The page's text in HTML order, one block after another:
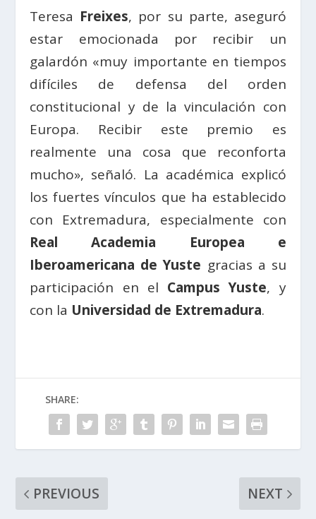
Teresa Freixes, por su parte, aseguró
estar emocionada por recibir un
galardón «muy importante en tiempos
difíciles de defensa del orden
constitucional y de la vinculación con
Europa. Recibir este premio es
realmente una cosa que reconforta
mucho», señaló. La académica explicó
los fuertes vínculos que ha establecido
con Extremadura, especialmente con
Real Academia Europea e
Iberoamericana de Yuste gracias a su
participación en el Campus Yuste, y
con la Universidad de Extremadura.
SHARE:
PREVIOUS
NEXT